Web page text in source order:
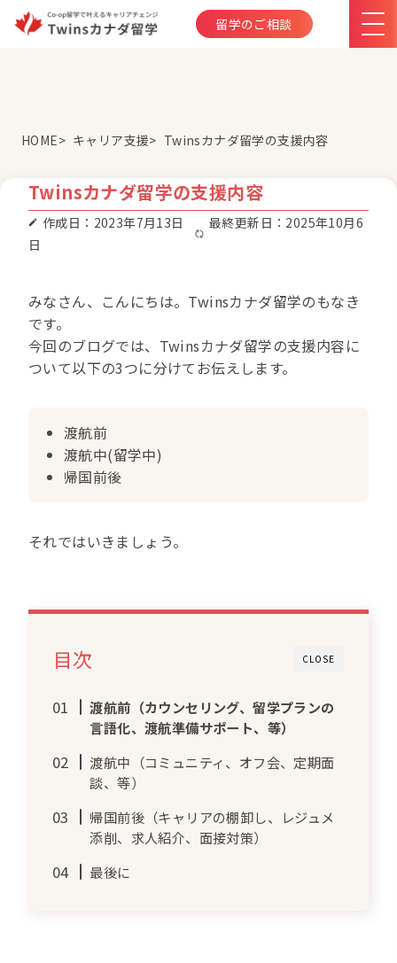
留学のご相談
HOME キャリア支援 Twinsカナダ留学の支援内容
Twinsカナダ留学の支援内容
作成日：2023年7月13日
最終更新日：2025年10月6
日
みなさん、こんにちは。Twinsカナダ留学のもなき
です。
今回のブログでは、Twinsカナダ留学の支援内容に
ついて以下の3つに分けてお伝えします。
渡航前
渡航中(留学中)
帰国前後
それではいきましょう。
CLOSE
目次
渡航前（カウンセリング、留学プランの
言語化、渡航準備サポート、等）
渡航中（コミュニティ、オフ会、定期面
談、等）
帰国前後（キャリアの棚卸し、レジュメ
添削、求人紹介、面接対策）
最後に